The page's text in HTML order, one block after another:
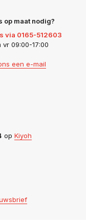
op maat nodig?
via 0165-512603
vr 09:00-17:00
een e-mail
op Kiyoh